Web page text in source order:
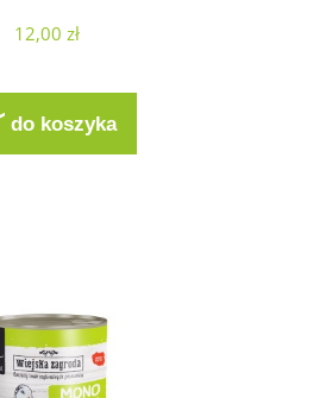
12,00 zł
do koszyka